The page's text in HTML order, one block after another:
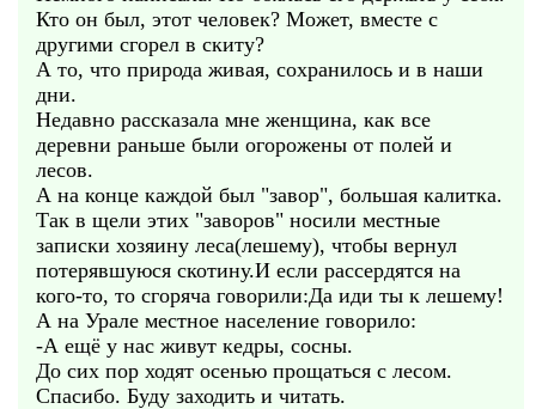
Кто он был, этот человек? Может, вместе с
другими сгорел в скиту?
А то, что природа живая, сохранилось и в наши
дни.
Недавно рассказала мне женщина, как все
деревни раньше были огорожены от полей и
лесов.
А на конце каждой был "завор", большая калитка.
Так в щели этих "заворов" носили местные
записки хозяину леса(лешему), чтобы вернул
потерявшуюся скотину.И если рассердятся на
кого-то, то сгоряча говорили:Да иди ты к лешему!
А на Урале местное население говорило:
-А ещё у нас живут кедры, сосны.
До сих пор ходят осенью прощаться с лесом.
Спасибо. Буду заходить и читать.